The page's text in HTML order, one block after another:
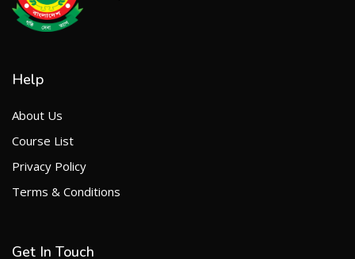
Help
About Us
Course List
Privacy Policy
Terms & Conditions
Get In Touch